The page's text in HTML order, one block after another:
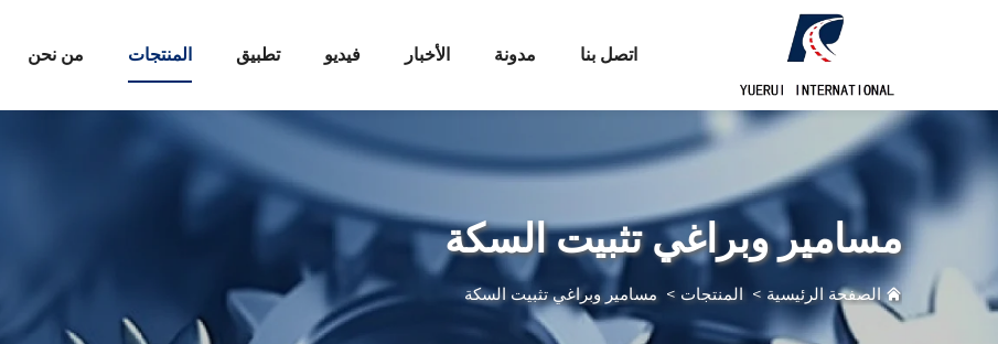
من نحن المنتجات تطبيق فيديو الأخبار مدونة اتصل بنا
مسامير وبراغي تثبيت السكة
الصفحة الرئيسية > المنتجات > مسامير وبراغي تثبيت السكة